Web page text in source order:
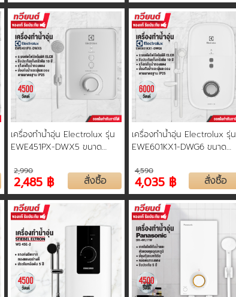
เครื่องทำน้ำอุ่น Electrolux รุ่น
EWE451PX-DWX5 ขนาด
ปี2,990
2,485 ฿ สั่งซื้อ
เครื่องทำน้ำอุ่น Electrolux รุ่น
EWE601KX1-DWG6 ขนาด
ปี4,590
4,035 ฿ สั่งซื้อ